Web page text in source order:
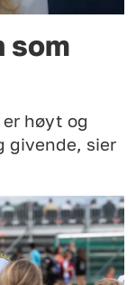
som
høyt og
givende, sier